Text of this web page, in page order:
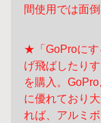
間使用では面
★「GoProにす
げ飛ばしたり
を購入。
に優れており
れば、アルミ